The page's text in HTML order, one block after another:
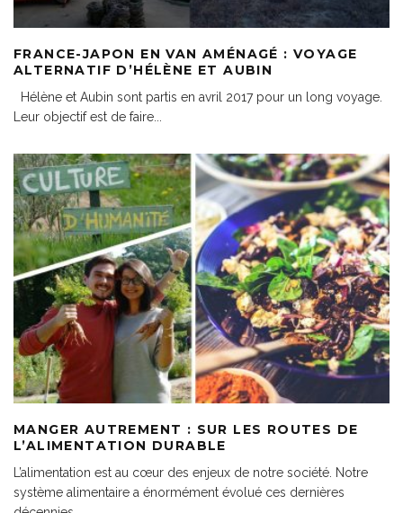
FRANCE-JAPON EN VAN AMÉNAGÉ : VOYAGE
ALTERNATIF D’HÉLÈNE ET AUBIN
Hélène et Aubin sont partis en avril 2017 pour un long voyage.
Leur objectif est de faire
MANGER AUTREMENT : SUR LES ROUTES DE
L’ALIMENTATION DURABLE
L’alimentation est au cœur des enjeux de notre société. Notre
système alimentaire a énormément évolué ces dernières